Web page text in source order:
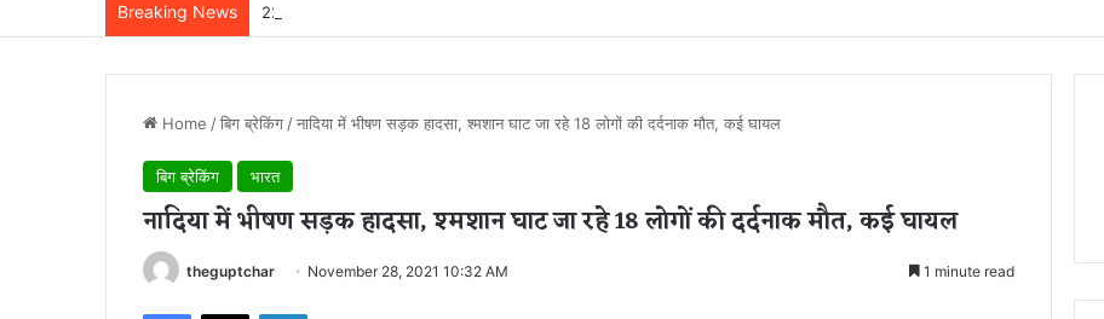
Breaking News 22 साल से जेल में बंद व्यक्ति निकला निर्दोष, हाई कोर्ट की एक गलती की वजह से जिंदगी हो गई बर्बाद; सुप्रीम कोर्ट ने किया बरी
Home /बिग ब्रेकिंग /नादिया में भीषण सड़क हादसा, श्मशान घाट जा रहे 18 लोगों की दर्दनाक मौत, कई घायल
बिग ब्रेकिंग भारत
नादिया में भीषण सड़क हादसा, श्मशान घाट जा रहे 18 लोगों की दर्दनाक मौत, कई घायल
theguptchar November 28, 2021 10:32 AM 1 minute read